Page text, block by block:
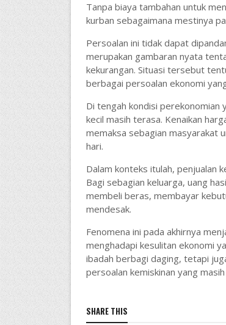
Tanpa biaya tambahan untuk
kurban sebagaimana mestinya
Persoalan ini tidak dapat
merupakan gambaran nyata
kekurangan. Situasi tersebut
berbagai persoalan ekonomi
Di tengah kondisi perekonomian
kecil masih terasa. Kenaikan
memaksa sebagian masyarakat
hari.
Dalam konteks itulah, penjualan
Bagi sebagian keluarga, uang
membeli beras, membayar
mendesak.
Fenomena ini pada akhirnya
menghadapi kesulitan ekonomi
ibadah berbagi daging, tetapi
persoalan kemiskinan yang
SHARE THIS